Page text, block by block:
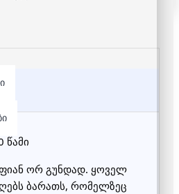
წამი
ორ გუნდად. ყოველ
ბარათს, რომელზეც